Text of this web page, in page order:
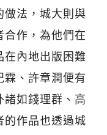
做法，城大則與
合作，為他們在
在內地出版困難
霖、許章潤便有
諸如錢理群、高
的作品也透過城